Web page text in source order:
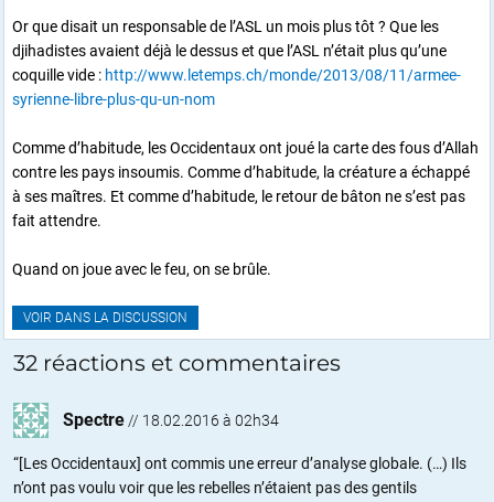
Or que disait un responsable de l’ASL un mois plus tôt ? Que les
djihadistes avaient déjà le dessus et que l’ASL n’était plus qu’une
coquille vide : http://www.letemps.ch/monde/2013/08/11/armee-
syrienne-libre-plus-qu-un-nom
Comme d’habitude, les Occidentaux ont joué la carte des fous d’Allah
contre les pays insoumis. Comme d’habitude, la créature a échappé
à ses maîtres. Et comme d’habitude, le retour de bâton ne s’est pas
fait attendre.
Quand on joue avec le feu, on se brûle.
VOIR DANS LA DISCUSSION
32 réactions et commentaires
Spectre // 18.02.2016 à 02h34
“[Les Occidentaux] ont commis une erreur d’analyse globale. (…) Ils
n’ont pas voulu voir que les rebelles n’étaient pas des gentils